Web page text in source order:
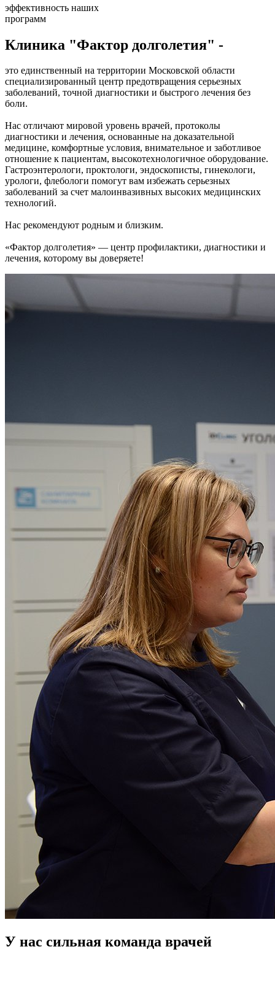
эффективность наших
программ
Клиника "Фактор долголетия" -
это единственный на территории Московской области
специализированный центр предотвращения серьезных
заболеваний, точной диагностики и быстрого лечения без
боли.
Нас отличают мировой уровень врачей, протоколы
диагностики и лечения, основанные на доказательной
медицине, комфортные условия, внимательное и заботливое
отношение к пациентам, высокотехнологичное оборудование.
Гастроэнтерологи, проктологи, эндоскописты, гинекологи,
урологи, флебологи помогут вам избежать серьезных
заболеваний за счет малоинвазивных высоких медицинских
технологий.
Нас рекомендуют родным и близким.
«Фактор долголетия» — центр профилактики, диагностики и
лечения, которому вы доверяете!
У нас сильная команда врачей